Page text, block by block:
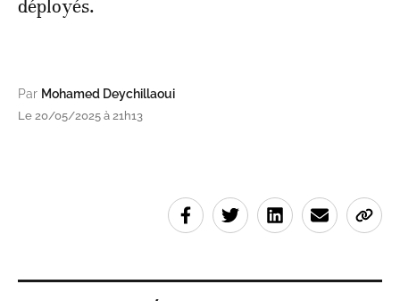
déployés.
Par Mohamed Deychillaoui
Le 20/05/2025 à 21h13